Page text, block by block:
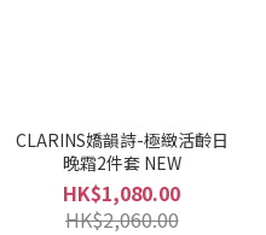
CLARINS嬌韻詩-極緻活齡日
晚霜2件套 NEW
HK$1,080.00
HK$2,060.00